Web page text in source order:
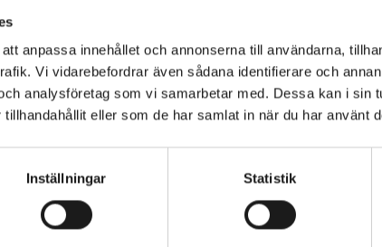
anpassa innehållet och annonserna till användarna,
Vi vidarebefordrar även sådana identifierare och
analysföretag som vi samarbetar med. Dessa kan i sin
eller som de har samlat in när du har använt
Inställningar Statistik
Tracker är en kort, åtsittande cykelhandske med
gjord av vattentät Micro-stretch på
i handflatan. Fodrad med GORE-TEX INFINIUM™